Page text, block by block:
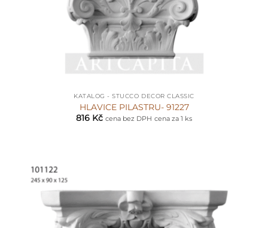
KATALOG - STUCCO DECOR CLASSIC
HLAVICE PILASTRU- 91227
816 Kč cena bez DPH cena za 1 ks